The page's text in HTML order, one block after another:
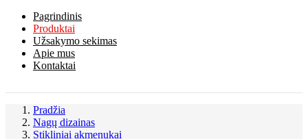
Pagrindinis
Produktai
Užsakymo sekimas
Apie mus
Kontaktai
Pradžia
Nagų dizainas
Stikliniai akmenukai